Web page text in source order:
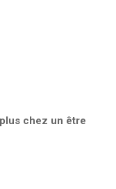
chez un être